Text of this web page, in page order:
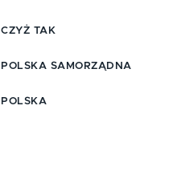
CZYŻ TAK
POLSKA SAMORZĄDNA
POLSKA